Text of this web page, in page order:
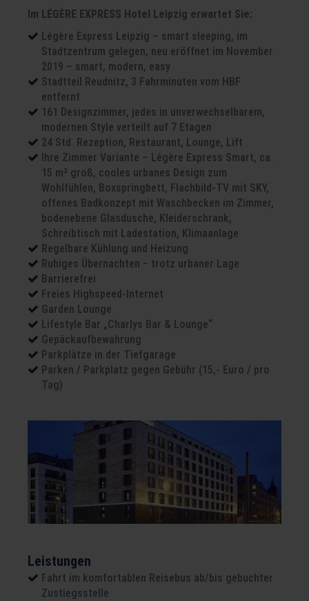
Im LÉGÈRE EXPRESS Hotel Leipzig erwartet Sie:
Légère Express Leipzig – smart sleeping, im
Stadtzentrum gelegen, neu eröffnet im November
2019 – smart, modern, easy
Stadtteil Reudnitz, 3 Fahrminuten vom HBF
entfernt
161 Designzimmer, jedes in unverwechselbarem,
modernen Style verteilt auf 7 Etagen
24 Std. Rezeption, Restaurant, Lounge, Lift
Ihre Zimmer Variante – Légère Express Smart, ca.
15 m² groß, cooles urbanes Design zum
Wohlfühlen, Boxspringbett, Flachbild-TV mit SKY,
offenes Badkonzept mit Waschbecken im Zimmer,
bodenebene Glasdusche, Kleiderschrank,
Schreibtisch mit Ladestation, Klimaanlage
Regelbare Kühlung und Heizung
Ruhiges Übernachten − trotz urbaner Lage
Barrierefrei
Freies Highspeed-Internet
Garden Lounge
Lifestyle Bar „Charlys Bar & Lounge“
Gepäckaufbewahrung
Parkplätze in der Tiefgarage
Parken / Parkplatz gegen Gebühr (15,- Euro / pro
Tag)
Leistungen
Fahrt im komfortablen Reisebus ab/bis gebuchter
Zustiegsstelle